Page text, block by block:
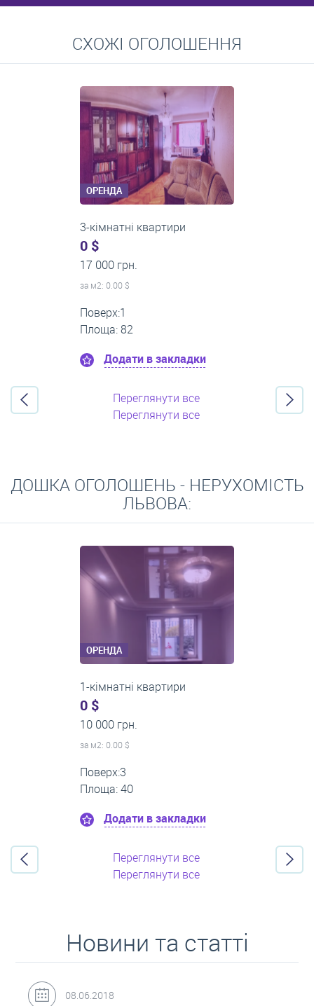
Середні ціни на довготривалу оренду квартир, особняків,
кімнат
СХОЖІ ОГОЛОШЕННЯ
ОРЕНДА
3-кімнатні квартири
600 $
0 грн.
за м2: 7.23 $
Поверх:4
Площа: 83
Додати в закладки
Переглянути все
Переглянути все
ДОШКА ОГОЛОШЕНЬ - НЕРУХОМІСТЬ
ЛЬВОВА:
ОРЕНДА
2-кімнатні квартири
0 $
16 000 грн.
за м2: 0.00 $
Поверх:11
Площа: 55
Додати в закладки
Переглянути все
Переглянути все
Новини та статті
31.05.2018